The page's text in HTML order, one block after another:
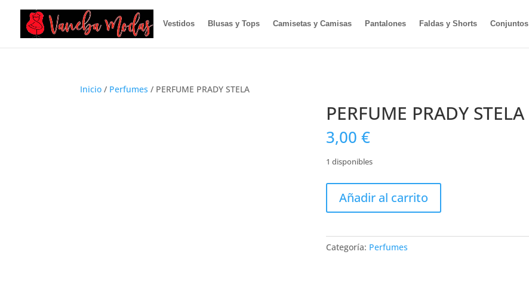
Vestidos Blusas y Tops Camisetas y Camisas Pantalones Faldas y Shorts Conjuntos
Inicio / Perfumes / PERFUME PRADY STELA
PERFUME PRADY STELA
3,00€
1 disponibles
PRADY
STELA
Añadir al carrito
Categoría: Perfumes